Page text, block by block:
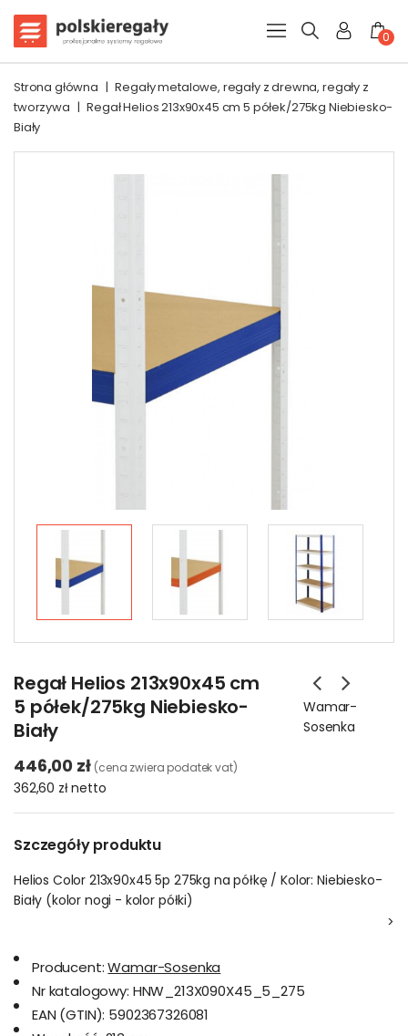
0
Strona główna | Regały metalowe, regały z drewna, regały z
tworzywa | Regał Helios 213x90x45 cm 5 półek/275kg Niebiesko-
Biały
Regał Helios 213x90x45 cm
5 półek/275kg Niebiesko-
Biały
Wamar-
Sosenka
446,00 zł (cena zwiera podatek vat)
362,60 złnetto
Szczegóły produktu
Helios Color 213x90x45 5p 275kg na półkę / Kolor: Niebiesko-
Biały (kolor nogi - kolor półki)
>
Producent: Wamar-Sosenka
Nr katalogowy: HNW_213X090X45_5_275
EAN (GTIN): 5902367326081